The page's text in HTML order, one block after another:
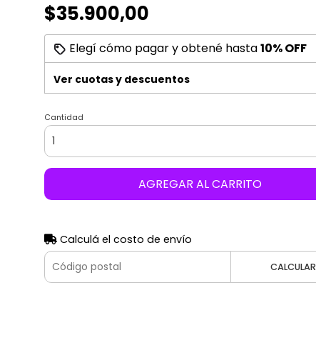
$35.900,00
Elegí cómo pagar y obtené hasta10% OFF
Ver cuotas y descuentos
Cantidad
AGREGAR AL CARRITO
Calculá el costo de envío
CALCULAR